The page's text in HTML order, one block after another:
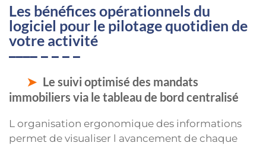
Les bénéfices opérationnels du
logiciel pour le pilotage quotidien de
votre activité
Le suivi optimisé des mandats
immobiliers via le tableau de bord centralisé
L organisation ergonomique des informations
permet de visualiser l avancement de chaque